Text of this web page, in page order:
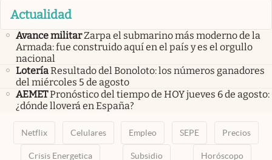
Actualidad
Avance militarZarpa el submarino más moderno de la
Armada: fue construido aquí en el país y es el orgullo
nacional
LoteríaResultado del Bonoloto: los números ganadores
del miércoles 5 de agosto
AEMETPronóstico del tiempo de HOY jueves 6 de agosto:
¿dónde lloverá en España?
Netflix Celulares Empleo SEPE Precios
Crisis Energetica Subsidio Horóscopo